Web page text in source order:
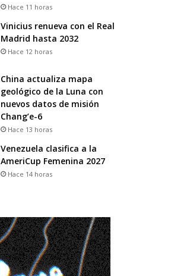
Hace 11 horas
Vinicius renueva con el Real
Madrid hasta 2032
Hace 12 horas
China actualiza mapa
geológico de la Luna con
nuevos datos de misión
Chang’e-6
Hace 13 horas
Venezuela clasifica a la
AmeriCup Femenina 2027
Hace 14 horas